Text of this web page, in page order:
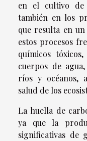
en el cultivo de
también en los
que resulta en
estos procesos
químicos
cuerpos de
ríos y océanos,
salud de los
La huella de
ya que la
significativas de